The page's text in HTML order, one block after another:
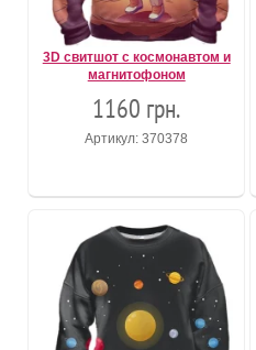
3D свитшот с космонавтом и
магнитофоном
1160 грн.
Артикул: 370378